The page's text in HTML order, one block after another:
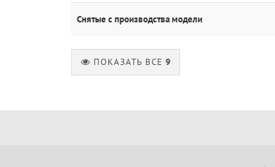
Снятые с производства модели
ПОКАЗАТЬ ВСЕ9